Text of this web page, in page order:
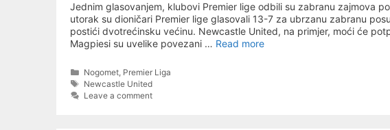
Jednim glasovanjem, klubovi Premier lige odbili su zabranu zajmova
utorak su dioničari Premier lige glasovali 13-7 za ubrzanu zabranu
postići dvotrećinsku većinu. Newcastle United, na primjer, moći će
Magpiesi su uvelike povezani … Read more
Categories
Nogomet, Premier Liga
Tags
Newcastle United
Leave a comment